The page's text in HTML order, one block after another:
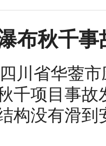
布秋千
川省华蓥
千项目事
构没有滑